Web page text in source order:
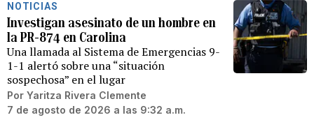
NOTICIAS
Investigan asesinato de un hombre en
la PR-874 en Carolina
Una llamada al Sistema de Emergencias 9-
1-1 alertó sobre una “situación
sospechosa” en el lugar
Por Yaritza Rivera Clemente
7 de agosto de 2026 a las 9:32 a.m.